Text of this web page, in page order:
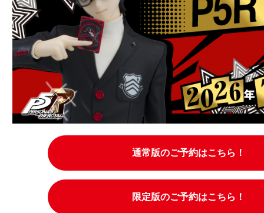
通常版のご予約はこちら！
限定版のご予約はこちら！